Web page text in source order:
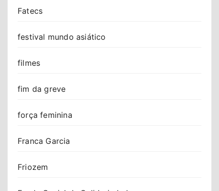
Fatecs
festival mundo asiático
filmes
fim da greve
força feminina
Franca Garcia
Friozem